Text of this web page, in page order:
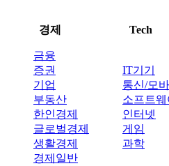
경제 Tech
금융
증권
기업
부동산
한인경제
글로벌경제
생활경제
경제일반
IT기기
통신/모
소프트웨
인터넷
게임
과학